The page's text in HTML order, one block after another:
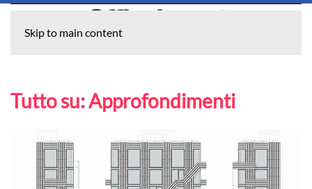
Skip to main content
Tutto su:Approfondimenti